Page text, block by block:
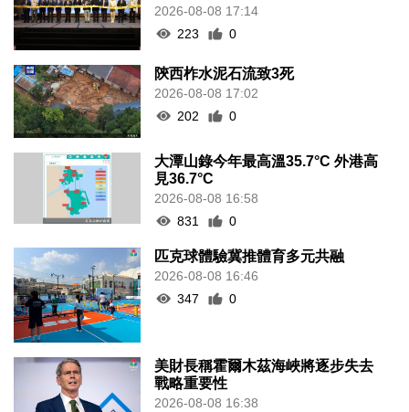
2026-08-08 17:14
223
0
陝西柞水泥石流致3死
2026-08-08 17:02
202
0
大潭山錄今年最高溫35.7°C 外港高
見36.7°C
2026-08-08 16:58
831
0
匹克球體驗冀推體育多元共融
2026-08-08 16:46
347
0
美財長稱霍爾木茲海峽將逐步失去
戰略重要性
2026-08-08 16:38